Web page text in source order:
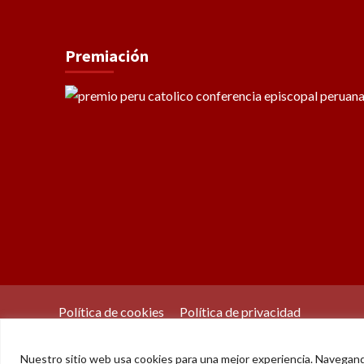
Nuestro sitio web usa cookies para una mejor experiencia.
Premiación
Política de cookies Política de privacidad